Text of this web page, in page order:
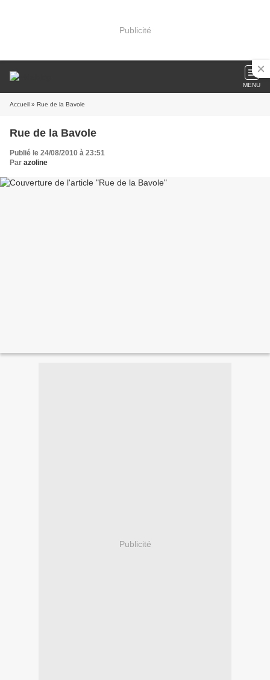
Publicité
MENU
Accueil » Rue de la Bavole
Rue de la Bavole
Publié le 24/08/2010 à 23:51
Par azoline
Publicité